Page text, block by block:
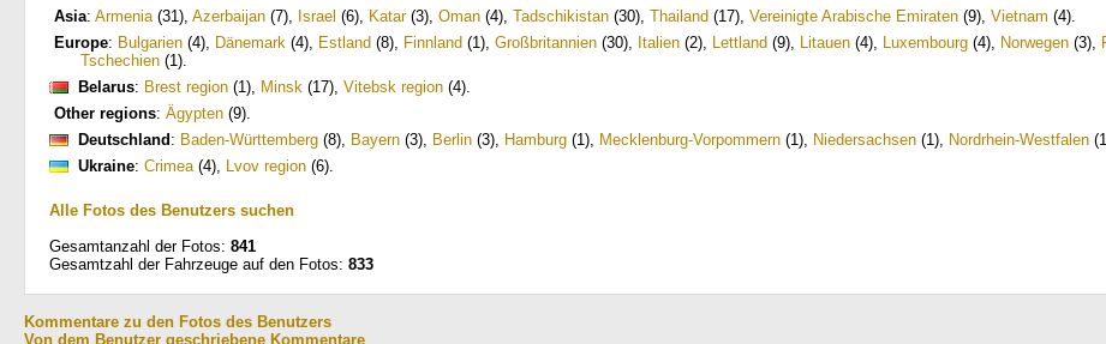
Asia: Armenia(31), Azerbaijan (7), Israel (6), Katar(3), Oman (4), Tadschikistan (30), Thailand (17), Vereinigte Arabische Emiraten (9), Vietnam (4).
Europe: Bulgarien (4), Dänemark (4), Estland (8), Finnland (1), Großbritannien (30), Italien (2), Lettland (9), Litauen (4), Luxembourg (4), Norwegen (3),
Tschechien (1).
Belarus: Brest region (1), Minsk (17), Vitebsk region (4).
Other regions: Ägypten (9).
Deutschland : Baden-Württemberg (8), Bayern (3), Berlin (3), Hamburg (1), Mecklenburg-Vorpommern (1), Niedersachsen (1), Nordrhein-Westfalen
Ukraine: Crimea(4), Lvov region (6).
Alle Fotos des Benutzers suchen
Gesamtanzahl der Fotos: 841
Gesamtzahl der Fahrzeuge auf den Fotos: 833
Kommentare zu den Fotos des Benutzers
Von dem Benutzer geschriebene Kommentare